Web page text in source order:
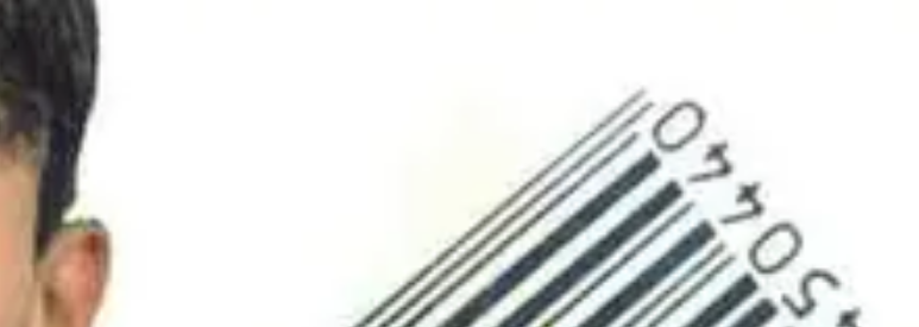
Tendances Stratégies de Réseau